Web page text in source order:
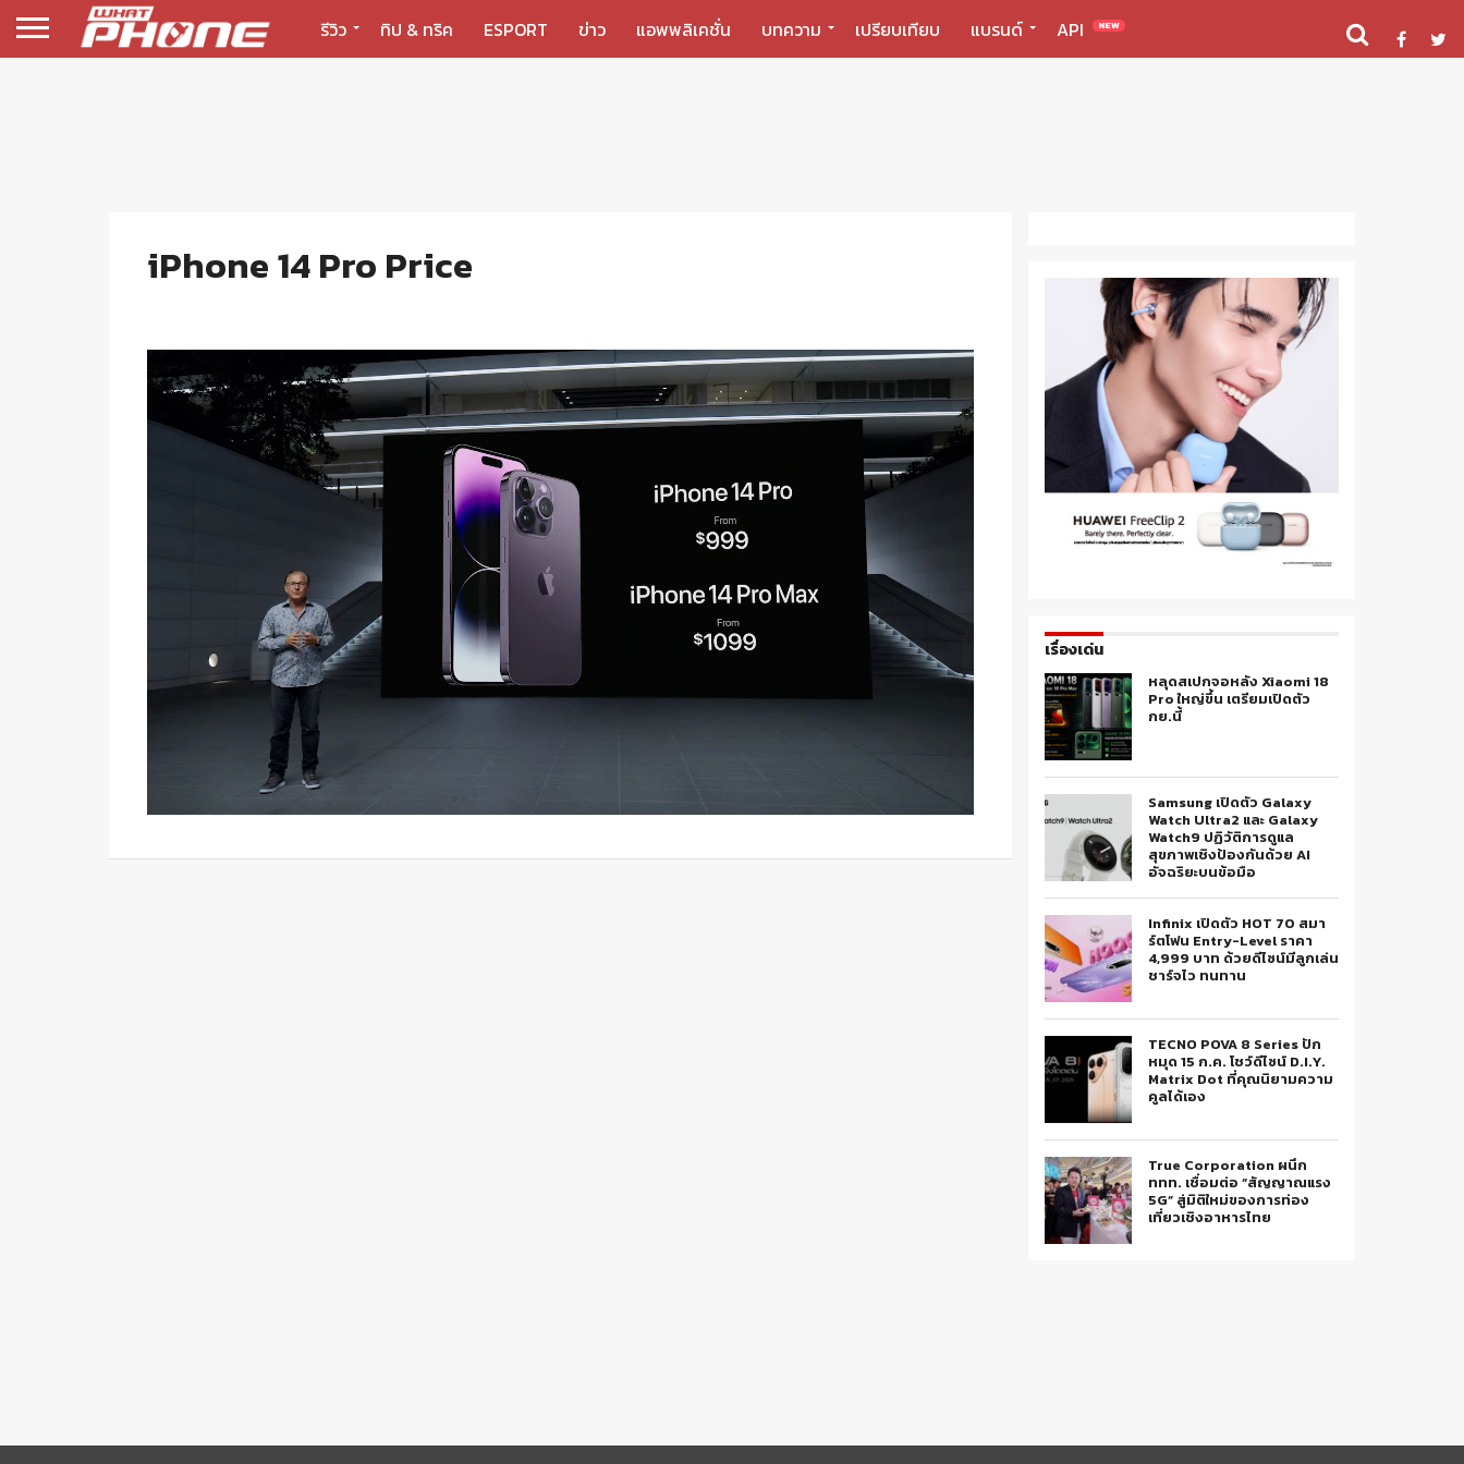
รีวิว ทิป & ทริค ESPORT ข่าว แอพพลิเคชั่น บทความ เปรียบเทียบ แบรนด์ API NEW
iPhone 14 Pro Price
เรื่องเด่น
หลุดสเปกจอหลัง Xiaomi 18
Pro ใหญ่ขึ้น เตรียมเปิดตัว
กย.นี้
Samsung เปิดตัว Galaxy
Watch Ultra2 และ Galaxy
Watch9 ปฏิวัติการดูแล
สุขภาพเชิงป้องกันด้วย AI
อัจฉริยะบนข้อมือ
Infinix เปิดตัว HOT 70 สมา
ร์ตโฟน Entry-Level ราคา
4,999 บาท ด้วยดีไซน์มีลูกเล่น
ชาร์จไว ทนทาน
TECNO POVA 8 Series ปัก
หมุด 15 ก.ค. โชว์ดีไซน์ D.I.Y.
Matrix Dot ที่คุณนิยามความ
คูลได้เอง
True Corporation ผนึก
ททท. เชื่อมต่อ “สัญญาณแรง
5G” สู่มิติใหม่ของการท่อง
เที่ยวเชิงอาหารไทย